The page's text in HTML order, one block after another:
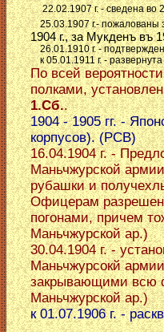
22.02.1907 г. - сведена
25.03.1907 г.- пожалованы
1904 г., за Мукденъ въ
26.01.1910 г. -
к 05.01.1911 г. -
По всей
полками,
1.Сб..
1904 - 1905 гг. -
корпусов). (РСВ)
16.04.1904 г. -
Маньчжурской
рубашки и
Офицерам
погонами, причем
Маньчжурской ар.)
30.04.1904 г. -
Маньчжурсокй
закрывающими всю
Маньчжурской ар.)
к 01.07.1906 г. -